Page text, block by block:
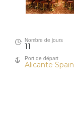
Nombre de jours
11
Port de départ
Alicante Spain